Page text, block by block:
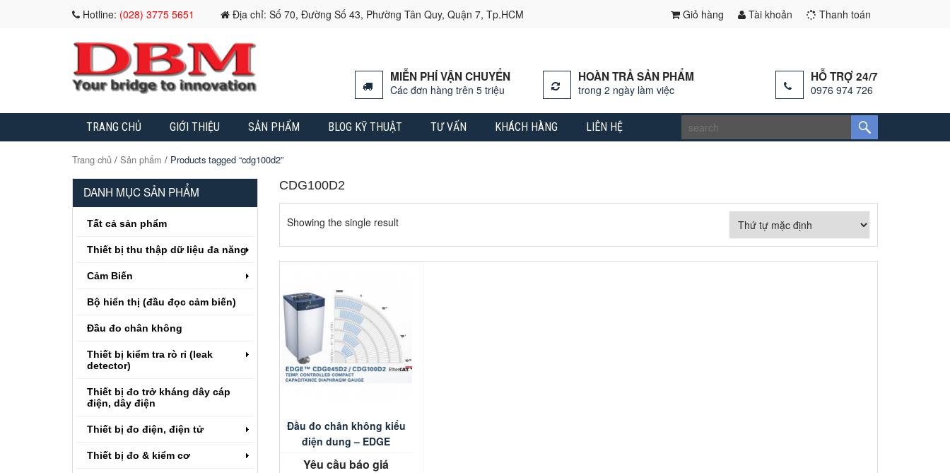
Hotline:(028) 3775 5651 Địa chỉ: Số 70, Đường Số 43, Phường Tân Quy, Quận 7, Tp.HCM Giỏ hàng Tài khoản Thanh toán
MIỄN PHÍ VẬN CHUYỂN
Các đơn hàng trên 5 triệu
HOÀN TRẢ SẢN PHẨM
trong 2 ngày làm việc
HỖ TRỢ 24/7
0976 974 726
TRANG CHỦ GIỚI THIỆU SẢN PHẨM BLOG KỸ THUẬT TƯ VẤN KHÁCH HÀNG LIÊN HỆ
Trang chủ / Sản phẩm / Products tagged “cdg100d2”
DANH MỤC SẢN PHẨM
Tất cả sản phẩm
Thiết bị thu thập dữ liệu đa năng
Cảm Biến
Bộ hiển thị (đầu đọc cảm biến)
Đầu đo chân không
Thiết bị kiểm tra rò rỉ (leak
detector)
Thiết bị đo trở kháng dây cáp
điện, dây điện
Thiết bị đo điện, điện tử
Thiết bị đo & kiểm cơ
CDG100D2
Showing the single result
Đầu đo chân không kiểu
điện dung – EDGE
Yêu cầu báo giá